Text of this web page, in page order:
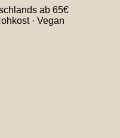
ab 65€
· Vegan